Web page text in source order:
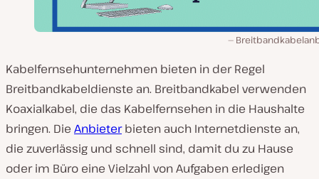
Kabelfernsehunternehmen bieten in der Regel
Breitbandkabeldienste an. Breitbandkabel verwenden
Koaxialkabel, die das Kabelfernsehen in die Haushalte
bringen. Die Anbieterbieten auch Internetdienste an,
die zuverlässig und schnell sind, damit du zu Hause
oder im Büro eine Vielzahl von Aufgaben erledigen